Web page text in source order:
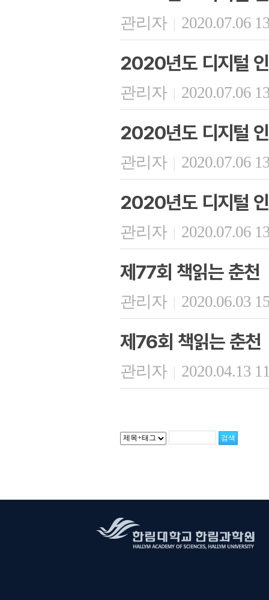
관리자 | 2020.07.06
2020년도 디지털
관리자 | 2020.07.06
2020년도 디지털
관리자 | 2020.07.06
2020년도 디지털
관리자 | 2020.07.06
제77회 책읽는 춘천
관리자 | 2020.06.03
제76회 책읽는 춘천
관리자 | 2020.04.13